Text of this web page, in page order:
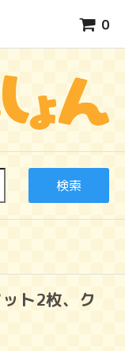
0
検索
ト2枚、ク